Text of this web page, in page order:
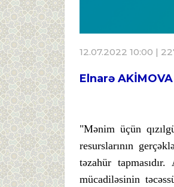
12.07.2022 10:00 |
Elnarə AKİMOVA
"Mənim üçün
resurslarının
təzahür
mücadiləsinin